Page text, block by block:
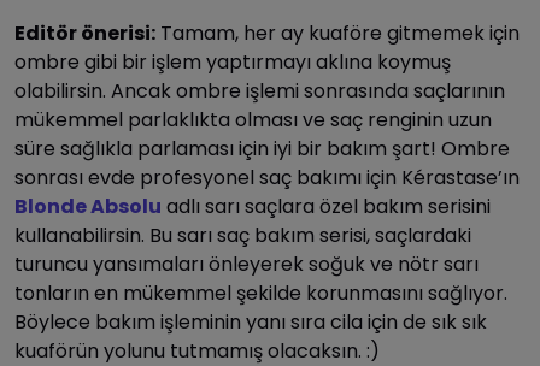
Editör önerisi: Tamam, her ay kuaföre gitmemek için
ombre gibi bir işlem yaptırmayı aklına koymuş
olabilirsin. Ancak ombre işlemi sonrasında saçlarının
mükemmel parlaklıkta olması ve saç renginin uzun
süre sağlıkla parlaması için iyi bir bakım şart! Ombre
sonrası evde profesyonel saç bakımı için Kérastase’ın
Blonde Absolu adlı sarı saçlara özel bakım serisini
kullanabilirsin. Bu sarı saç bakım serisi, saçlardaki
turuncu yansımaları önleyerek soğuk ve nötr sarı
tonların en mükemmel şekilde korunmasını sağlıyor.
Böylece bakım işleminin yanı sıra cila için de sık sık
kuaförün yolunu tutmamış olacaksın. :)